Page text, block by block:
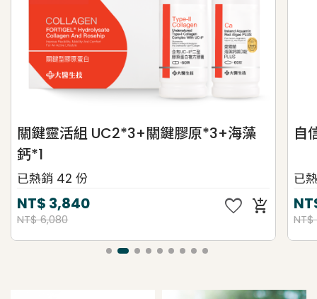
關鍵靈活組 UC2*3+關鍵膠原*3+海藻
鈣*1
已熱銷 42 份
NT$ 3,840
NT$ 6,080
favorite add_shopping_cart
自
已